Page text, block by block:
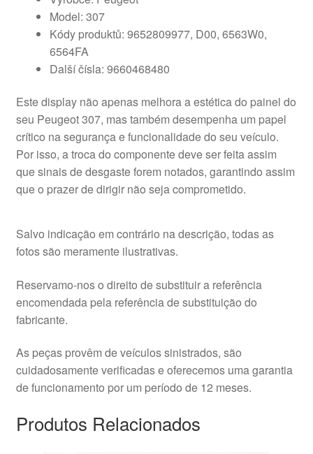
Model: 307
Kódy produktů: 9652809977, D00, 6563W0,
6564FA
Další čísla: 9660468480
Este display não apenas melhora a estética do painel do
seu Peugeot 307, mas também desempenha um papel
crítico na segurança e funcionalidade do seu veículo.
Por isso, a troca do componente deve ser feita assim
que sinais de desgaste forem notados, garantindo assim
que o prazer de dirigir não seja comprometido.
Salvo indicação em contrário na descrição, todas as
fotos são meramente ilustrativas.
Reservamo-nos o direito de substituir a referência
encomendada pela referência de substituição do
fabricante.
As peças provêm de veículos sinistrados, são
cuidadosamente verificadas e oferecemos uma garantia
de funcionamento por um período de 12 meses.
Produtos Relacionados